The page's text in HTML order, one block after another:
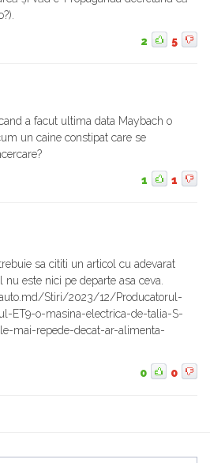
2 5
a facut ultima data Maybach o
un caine constipat care se
1 1
sa cititi un articol cu adevarat
este nici pe departe asa ceva.
Stiri/2023/12/Producatorul-
ET9-o-masina-electrica-de-talia-S-
mai-repede-decat-ar-alimenta-
0 0